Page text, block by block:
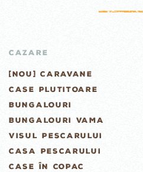
CAZARE
[NOU] CARAVANE
CASE PLUTITOARE
BUNGALOURI
BUNGALOURI VAMA
VISUL PESCARULUI
CASA PESCARULUI
CASE ÎN COPAC